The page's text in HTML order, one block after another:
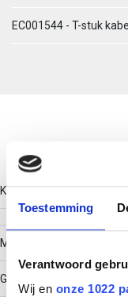
Toestemming
Verantwoord
Wij en onze 1022
EC001544 - T-stuk
Technische
Kleur
Model
Geïntegreerde verbinder